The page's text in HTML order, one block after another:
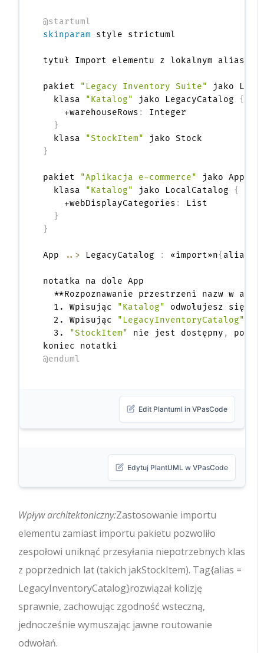
@startuml
skinparam style strictuml
tytuł Import elementu z lokalnym aliasem
pakiet "Legacy Inventory Suite"
jako
  klasa
"Katalog" jako LegacyCatalog {
    +warehouseRows
:
Integer
}
  klasa
"StockItem"
}
pakiet "Aplikacja e-commerce"
jako App
  klasa
"Katalog" jako LocalCatalog {
    +webDisplayCategories
:
List
}
}
App ..> LegacyCatalog : «import»n{ alias =
notatka na dole App
**Rozpoznawanie przestrzeni nazw w
  1. Wpisując
"Katalog"
odwołujesz się
  2. Wpisując
"LegacyInventoryCatalog"
  3.
"StockItem" nie jest dostępny ,
@enduml
Edit Plantuml in VPasCode
Edytuj PlantUML w VPasCode
Wpływ architektoniczny:Zastosowanie importu
elementu zamiast importu pakietu pozwoliło
zespołowi uniknąć przesyłania niepotrzebnych klas
z poprzednich lat (takich jakStockItem). Tag{alias =
LegacyInventoryCatalog}rozwiązał kolizję
sprawnie, zachowując zgodność wsteczną,
jednocześnie wymuszając jawne routowanie
odwołań.